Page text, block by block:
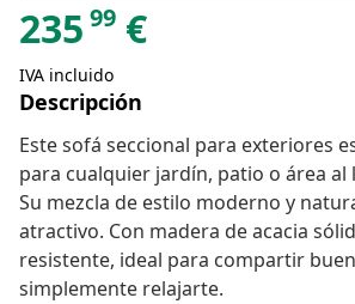
235 99 €
IVA incluido
Descripción
Este sofá seccional para exteriores
para cualquier jardín, patio o área al
Su mezcla de estilo moderno y
atractivo. Con madera de acacia
resistente, ideal para compartir
simplemente relajarte.